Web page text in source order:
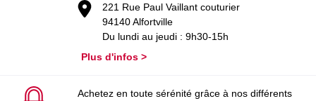
221 Rue Paul Vaillant couturier
94140 Alfortville
Du lundi au jeudi : 9h30-15h
Plus d'infos >
Achetez en toute sérénité grâce à nos différents